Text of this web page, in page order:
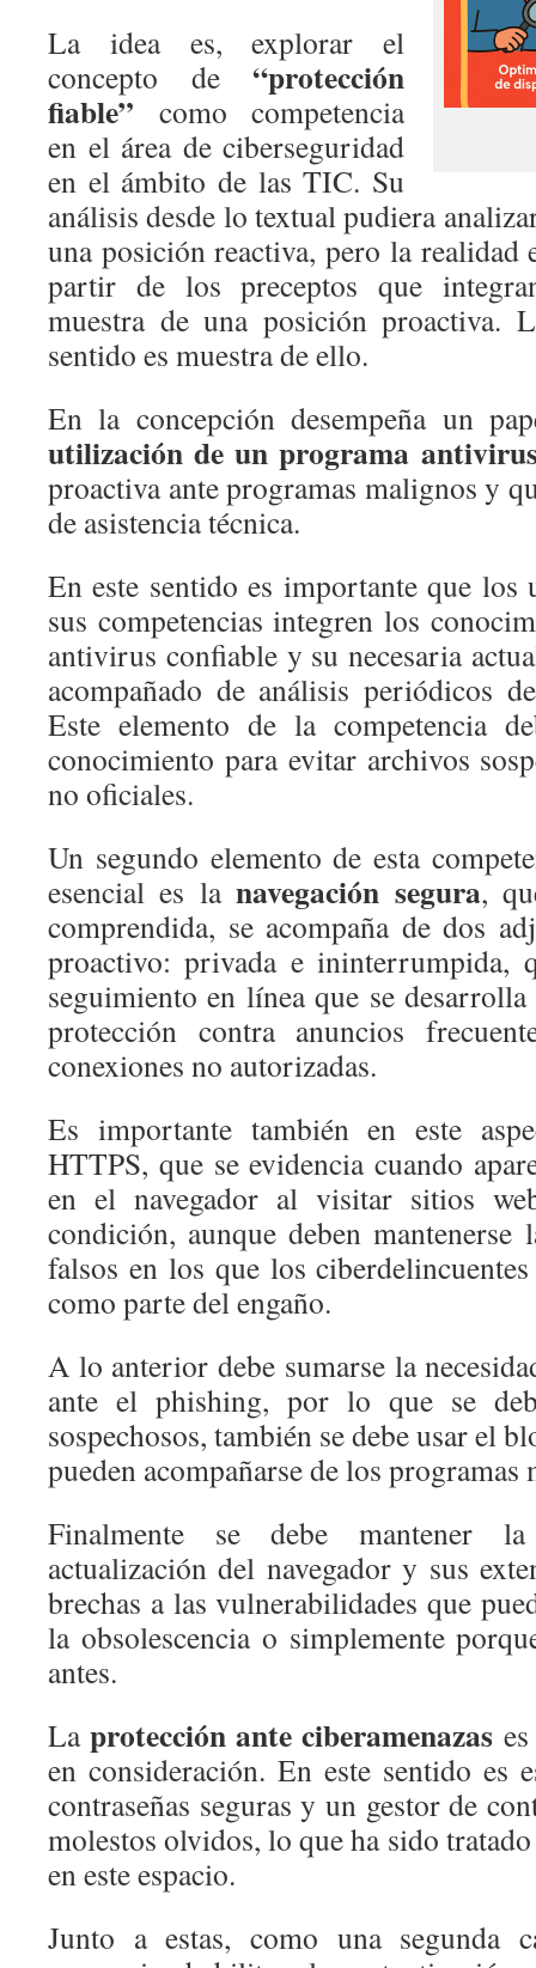
La idea es, explorar el
concepto de “protección
fiable” como competencia
en el área de ciberseguridad
en el ámbito de las TIC. Su
análisis desde lo textual pudiera
una posición reactiva, pero la realidad
partir de los preceptos que
muestra de una posición proactiva.
sentido es muestra de ello.
En la concepción desempeña un
utilización de un programa
proactiva ante programas malignos y
de asistencia técnica.
En este sentido es importante que
sus competencias integren los
antivirus confiable y su necesaria
acompañado de análisis periódicos
Este elemento de la competencia
conocimiento para evitar archivos
no oficiales.
Un segundo elemento de esta
esencial es lanavegación segura,
comprendida, se acompaña de dos
proactivo: privada e ininterrumpida,
seguimiento en línea que se
protección contra anuncios
conexiones no autorizadas.
Es importante también en este
HTTPS, que se evidencia cuando
en el navegador al visitar sitios
condición, aunque deben
falsos en los que los
como parte del engaño.
A lo anterior debe sumarse la
ante el phishing, por lo que se
sospechosos, también se debe usar el
pueden acompañarse de los
Finalmente se debe mantener
actualización del navegador y sus
brechas a las vulnerabilidades que
la obsolescencia o simplemente
antes.
Laprotección ante ciberamenazas
en consideración. En este sentido es
contraseñas seguras y un gestor de
molestos olvidos, lo que ha sido
en este espacio.
Junto a estas, como una segunda